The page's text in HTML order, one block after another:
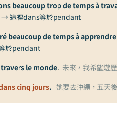
beaucoup trop de temps à
→ 這裡dans等於pendant
beaucoup de temps à
於pendant
le monde. 未來，我希望遊
cinq jours. 她要去沖繩，五天